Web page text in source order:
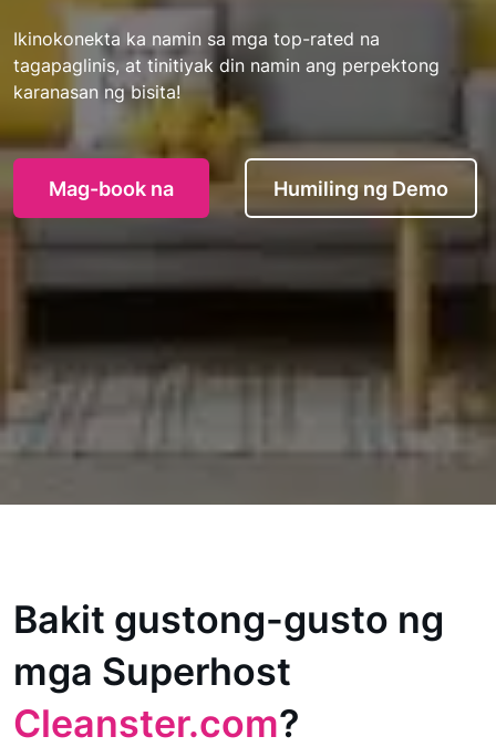
Ikinokonekta ka namin sa mga top-rated na
tagapaglinis, at tinitiyak din namin ang perpektong
karanasan ng bisita!
Mag-book na Humiling ng Demo
Bakit gustong-gusto ng
mga Superhost
Cleanster.com?